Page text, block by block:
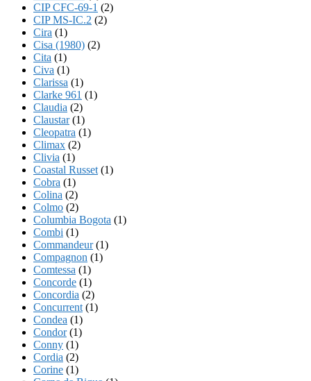
CIP CFC-69-1 (2)
CIP MS-IC.2 (2)
Cira (1)
Cisa (1980) (2)
Cita (1)
Civa (1)
Clarissa (1)
Clarke 961 (1)
Claudia (2)
Claustar(1)
Cleopatra (1)
Climax (2)
Clivia (1)
Coastal Russet (1)
Cobra (1)
Colina (2)
Colmo (2)
Columbia Bogota (1)
Combi (1)
Commandeur(1)
Compagnon (1)
Comtessa (1)
Concorde (1)
Concordia (2)
Concurrent (1)
Condea (1)
Condor(1)
Conny (1)
Cordia (2)
Corine (1)